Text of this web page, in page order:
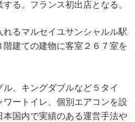
る。フランス初出店となる。
るマルセイユサンシャルル駅
建ての建物に客室２６７室を
、キングダブルなど５タイ
ートイレ、個別エアコンを設
国内で実績のある運営手法や